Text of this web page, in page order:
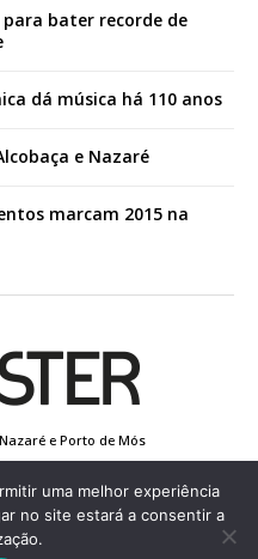
bater recorde de
dá música há 110 anos
e Nazaré
marcam 2015 na
e Porto de Mós
Edição Impressa
os direitos reservados.
uma melhor experiência
no site estará a consentir a